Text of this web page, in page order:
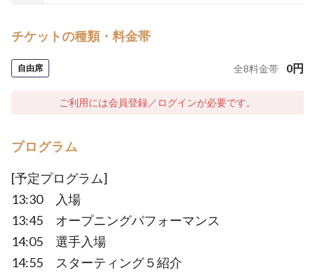
チケットの種類・料金帯
自由席 全8料金帯 0円
ご利用には会員登録／ログインが必要です。
プログラム
[予定プログラム]
13:30 入場
13:45 オープニングパフォーマンス
14:05 選手入場
14:55 スターティング５紹介